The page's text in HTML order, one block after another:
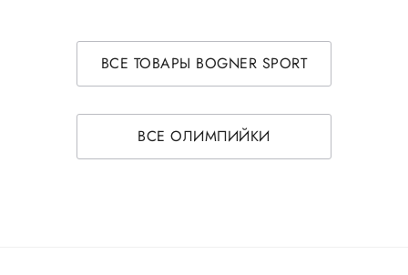
ВСЕ ТОВАРЫ BOGNER SPORT
ВСЕ ОЛИМПИЙКИ